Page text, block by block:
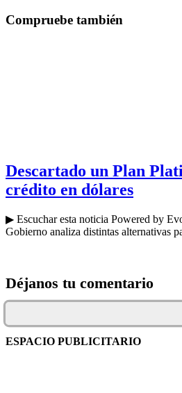
Compruebe también
Descartado un Plan
crédito en dólares
▶ Escuchar esta noticia Powered by
Gobierno analiza distintas alternativas
Déjanos tu comentario
ESPACIO PUBLICITARIO